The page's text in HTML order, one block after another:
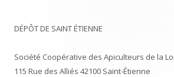
DÉPÔT DE SAINT ÉTIENNE
Société Coopérative des Apiculteurs de la
115 Rue des Alliés 42100 Saint-Étienne